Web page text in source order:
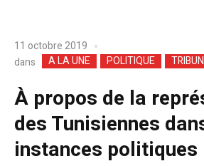
11 octobre 2019
dans
A LA UNE POLITIQUE
À propos de la
des Tunisiennes
instances politiques